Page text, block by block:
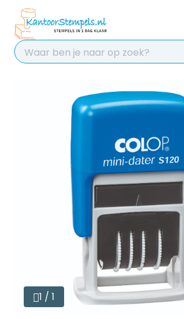
Chat 24/7 met onze
voor hulp
Contact
1 / 1